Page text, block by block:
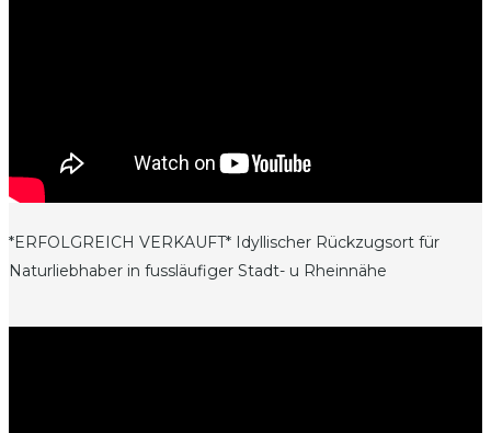
*ERFOLGREICH VERKAUFT* Idyllischer Rückzugsort für
Naturliebhaber in fussläufiger Stadt- u Rheinnähe